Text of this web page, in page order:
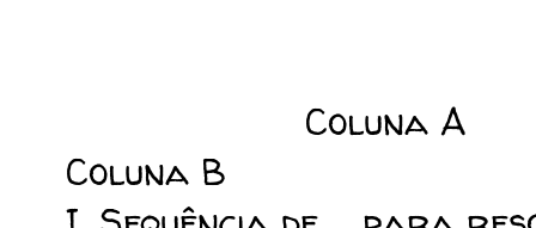
Coluna B